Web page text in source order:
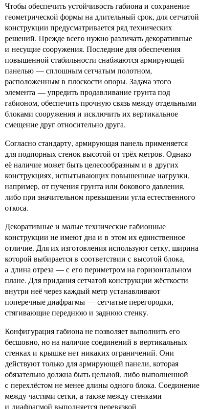
Чтобы обеспечить устойчивость габиона и сохранение
геометрической формы на длительный срок, для сетчатой
конструкции предусматривается ряд технических
решений. Прежде всего нужно различать декоративные
и несущие сооружения. Последние для обеспечения
повышенной стабильности снабжаются армирующей
панелью — сплошным сетчатым полотном,
расположенным в плоскости опоры. Задача этого
элемента — упредить продавливание грунта под
габионом, обеспечить прочную связь между отдельными
блоками сооружения и исключить их вертикальное
смещение друг относительно друга.
Согласно стандарту, армирующая панель применяется
для подпорных стенок высотой от трёх метров. Однако
её наличие может быть целесообразным и в других
конструкциях, испытывающих повышенные нагрузки,
например, от пучения грунта или бокового давления,
либо при значительном превышении угла естественного
откоса.
Декоративные и малые технические габионные
конструкции не имеют дна и в этом их единственное
отличие. Для их изготовления используют сетку, ширина
которой выбирается в соответствии с высотой блока,
а длина отреза — с его периметром на горизонтальном
плане. Для придания сетчатой конструкции жёсткости
внутри неё через каждый метр устанавливают
поперечные диафрагмы — сетчатые перегородки,
стягивающие переднюю и заднюю стенку.
Конфигурация габиона не позволяет выполнить его
бесшовно, но на наличие соединений в вертикальных
стенках и крышке нет никаких ограничений. Они
действуют только для армирующей панели, которая
обязательно должна быть цельной, либо выполненной
с перехлёстом не менее длины одного блока. Соединение
между частями сетки, а также между стенками
и диафрагмой выполняется перевязкой